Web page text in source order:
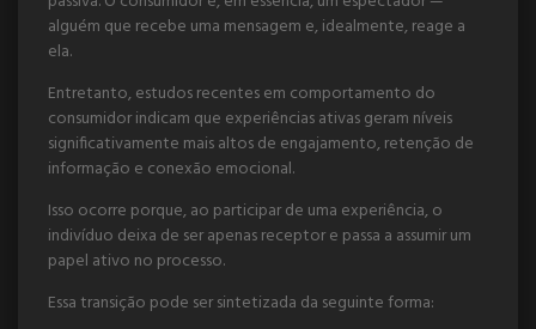
alguém que recebe uma mensagem e, idealmente, reage a
ela.
Entretanto, estudos recentes em comportamento do
consumidor indicam que experiências ativas geram níveis
significativamente mais altos de engajamento, retenção de
informação e conexão emocional.
Isso ocorre porque, ao participar de uma experiência, o
indivíduo deixa de ser apenas receptor e passa a assumir um
papel ativo no processo.
Essa transição pode ser sintetizada da seguinte forma: